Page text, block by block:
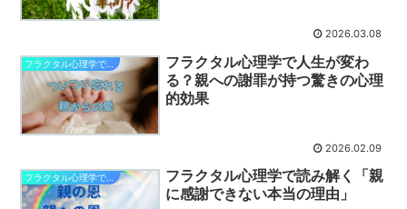
2026.03.08
フラクタル心理学で人生が変わ
る？親への謝罪が持つ驚きの心理
的効果
2026.02.09
フラクタル心理学で読み解く「親
に感謝できない本当の理由」